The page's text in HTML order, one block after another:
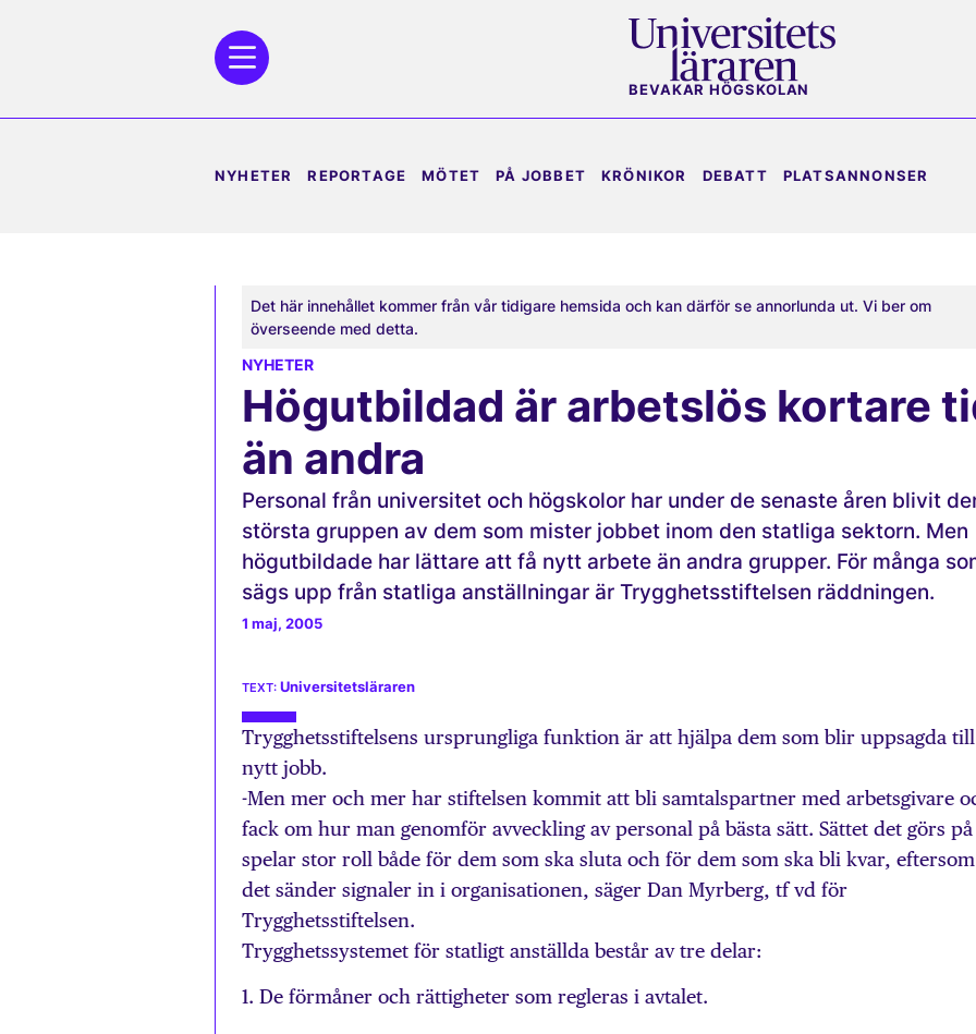
BEVAKAR HÖGSKOLAN
NYHETER REPORTAGE MÖTET PÅ JOBBET KRÖNIKOR DEBATT PLATSANNONSER
Det här innehållet kommer från vår tidigare hemsida och kan därför se annorlunda ut. Vi ber om
överseende med detta.
NYHETER
Högutbildad är arbetslös kortare
än andra
Personal från universitet och högskolor har under de senaste åren blivit
största gruppen av dem som mister jobbet inom den statliga sektorn. Men
högutbildade har lättare att få nytt arbete än andra grupper. För många
sägs upp från statliga anställningar är Trygghetsstiftelsen räddningen.
1 maj, 2005
Universitetsläraren
Trygghetsstiftelsens ursprungliga funktion är att hjälpa dem som blir uppsagda
nytt jobb.
-Men mer och mer har stiftelsen kommit att bli samtalspartner med arbetsgivare
fack om hur man genomför avveckling av personal på bästa sätt. Sättet det görs på
spelar stor roll både för dem som ska sluta och för dem som ska bli kvar, eftersom
det sänder signaler in i organisationen, säger Dan Myrberg, tf vd för
Trygghetsstiftelsen.
Trygghetssystemet för statligt anställda består av tre delar:
1. De förmåner och rättigheter som regleras i avtalet.